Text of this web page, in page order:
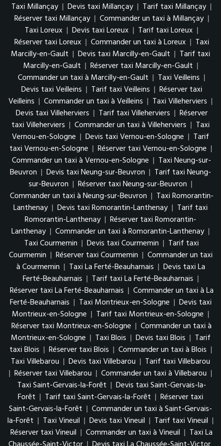
Taxi Millançay | Devis taxi Millançay | Tarif taxi Millançay |
Réserver taxi Millançay | Commander un taxi à Millançay |
Taxi Loreux | Devis taxi Loreux | Tarif taxi Loreux |
Réserver taxi Loreux | Commander un taxi à Loreux | Taxi
Marcilly-en-Gault | Devis taxi Marcilly-en-Gault | Tarif taxi
Marcilly-en-Gault | Réserver taxi Marcilly-en-Gault |
Commander un taxi à Marcilly-en-Gault | Taxi Veilleins |
Devis taxi Veilleins | Tarif taxi Veilleins | Réserver taxi
Veilleins | Commander un taxi à Veilleins | Taxi Villeherviers |
Devis taxi Villeherviers | Tarif taxi Villeherviers | Réserver
taxi Villeherviers | Commander un taxi à Villeherviers | Taxi
Vernou-en-Sologne | Devis taxi Vernou-en-Sologne | Tarif
taxi Vernou-en-Sologne | Réserver taxi Vernou-en-Sologne |
Commander un taxi à Vernou-en-Sologne | Taxi Neung-sur-
Beuvron | Devis taxi Neung-sur-Beuvron | Tarif taxi Neung-
sur-Beuvron | Réserver taxi Neung-sur-Beuvron |
Commander un taxi à Neung-sur-Beuvron | Taxi Romorantin-
Lanthenay | Devis taxi Romorantin-Lanthenay | Tarif taxi
Romorantin-Lanthenay | Réserver taxi Romorantin-
Lanthenay | Commander un taxi à Romorantin-Lanthenay |
Taxi Courmemin | Devis taxi Courmemin | Tarif taxi
Courmemin | Réserver taxi Courmemin | Commander un taxi
à Courmemin | Taxi La Ferté-Beauharnais | Devis taxi La
Ferté-Beauharnais | Tarif taxi La Ferté-Beauharnais |
Réserver taxi La Ferté-Beauharnais | Commander un taxi à La
Ferté-Beauharnais | Taxi Montrieux-en-Sologne | Devis taxi
Montrieux-en-Sologne | Tarif taxi Montrieux-en-Sologne |
Réserver taxi Montrieux-en-Sologne | Commander un taxi à
Montrieux-en-Sologne | Taxi Blois | Devis taxi Blois | Tarif
taxi Blois | Réserver taxi Blois | Commander un taxi à Blois |
Taxi Villebarou | Devis taxi Villebarou | Tarif taxi Villebarou
| Réserver taxi Villebarou | Commander un taxi à Villebarou |
Taxi Saint-Gervais-la-Forêt | Devis taxi Saint-Gervais-la-
Forêt | Tarif taxi Saint-Gervais-la-Forêt | Réserver taxi
Saint-Gervais-la-Forêt | Commander un taxi à Saint-Gervais-
la-Forêt | Taxi Vineuil | Devis taxi Vineuil | Tarif taxi Vineuil |
Réserver taxi Vineuil | Commander un taxi à Vineuil | Taxi La